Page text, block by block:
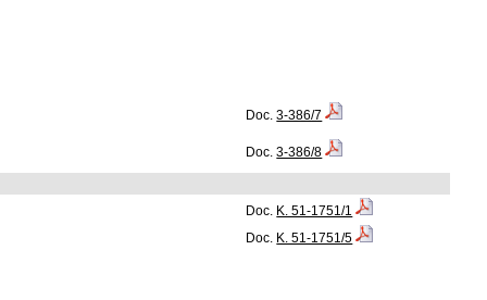
Doc.3-386/7
Doc.3-386/8
Doc. K. 51-1751/1
Doc. K. 51-1751/5